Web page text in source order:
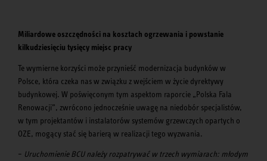
Miliardowe oszczędności na kosztach ogrzewania i powstanie
kilkudziesięciu tysięcy miejsc pracy
Te wymierne korzyści może przynieść modernizacja budynków w
Polsce, która czeka nas w związku z wejściem w życie dyrektywy
budynkowej. W poświęconym tym aspektom raporcie „Polska Fala
Renowacji”, zwrócono jednocześnie uwagę na niedobór specjalistów,
w tym projektantów i instalatorów systemów grzewczych opartych o
OZE, mogący stać się barierą w realizacji tego wyzwania.
– Uruchomienie BCU należy rozpatrywać w trzech wymiarach: młodym